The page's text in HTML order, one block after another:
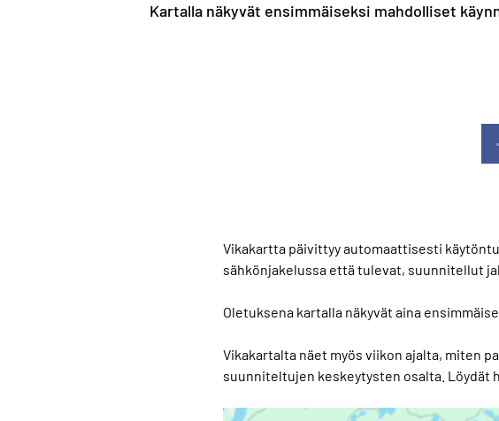
Kartalla näkyvät ensimmäiseksi mahdolliset
Vikakartta päivittyy automaattisesti
sähkönjakelussa että tulevat, suunnitellut
Oletuksena kartalla näkyvät aina
Vikakartalta näet myös viikon ajalta, miten
suunniteltujen keskeytysten osalta. Löydät